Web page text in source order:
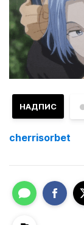
НАДПИС
cherrisorbet